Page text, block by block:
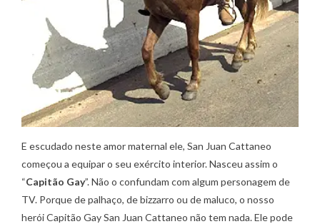
E escudado neste amor maternal ele, San Juan Cattaneo
começou a equipar o seu exército interior. Nasceu assim o
“Capitão Gay”. Não o confundam com algum personagem de
TV. Porque de palhaço, de bizzarro ou de maluco, o nosso
herói Capitão Gay San Juan Cattaneo não tem nada. Ele pode